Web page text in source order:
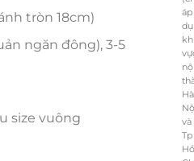
tròn 18cm)
ngăn đông), 3-5
size vuông